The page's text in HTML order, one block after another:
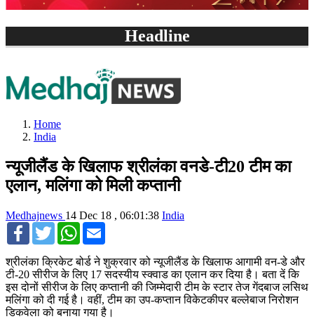
Headline
है तो पूरी फिल्म क्या होगी
Home
India
न्यूजीलैंड के खिलाफ श्रीलंका वनडे-टी20 टीम का
एलान, मलिंगा को मिली कप्तानी
Medhajnews 14 Dec 18 , 06:01:38 India
Facebook
TwitterWhatsApp
श्रीलंका क्रिकेट बोर्ड ने शुक्रवार को न्यूजीलैंड के खिलाफ आगामी वन-डे और
टी-20 सीरीज के लिए 17 सदस्यीय स्क्वाड का एलान कर दिया है। बता दें कि
इस दोनों सीरीज के लिए कप्तानी की जिम्मेदारी टीम के स्टार तेज गेंदबाज लसिथ
मलिंगा को दी गई है। वहीं, टीम का उप-कप्तान विकेटकीपर बल्लेबाज निरोशन
डिकवेला को बनाया गया है।